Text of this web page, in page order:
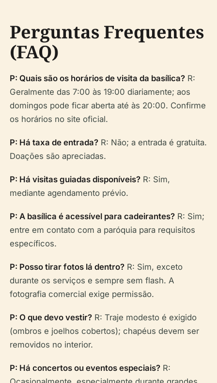
Perguntas Frequentes
(FAQ)
P: Quais são os horários de visita da basílica? R:
Geralmente das 7:00 às 19:00 diariamente; aos
domingos pode ficar aberta até às 20:00. Confirme
os horários no site oficial.
P: Há taxa de entrada? R: Não; a entrada é gratuita.
Doações são apreciadas.
P: Há visitas guiadas disponíveis? R: Sim,
mediante agendamento prévio.
P: A basílica é acessível para cadeirantes? R: Sim;
entre em contato com a paróquia para requisitos
específicos.
P: Posso tirar fotos lá dentro? R: Sim, exceto
durante os serviços e sempre sem flash. A
fotografia comercial exige permissão.
P: O que devo vestir? R: Traje modesto é exigido
(ombros e joelhos cobertos); chapéus devem ser
removidos no interior.
P: Há concertos ou eventos especiais? R: